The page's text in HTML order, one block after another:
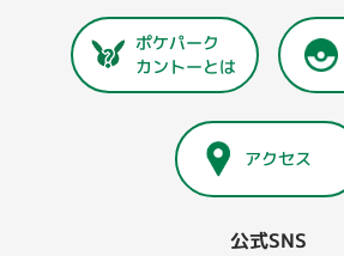
ポケパーク
カントーとは
アクセス
公式SNS